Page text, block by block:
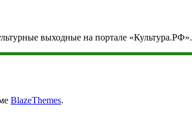
выходные на портале «Культура.РФ».
BlazeThemes.